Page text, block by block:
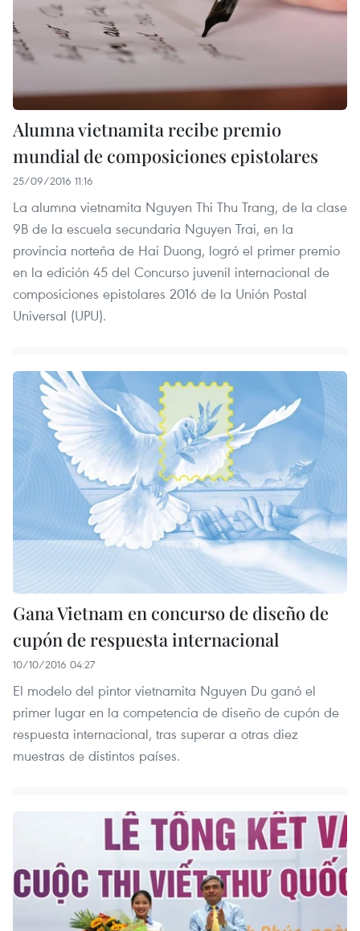
Alumna vietnamita recibe premio
mundial de composiciones epistolares
25/09/2016 11:16
La alumna vietnamita Nguyen Thi Thu Trang, de la clase
9B de la escuela secundaria Nguyen Trai, en la
provincia norteña de Hai Duong, logró el primer premio
en la edición 45 del Concurso juvenil internacional de
composiciones epistolares 2016 de la Unión Postal
Universal (UPU).
Gana Vietnam en concurso de diseño de
cupón de respuesta internacional
10/10/2016 04:27
El modelo del pintor vietnamita Nguyen Du ganó el
primer lugar en la competencia de diseño de cupón de
respuesta internacional, tras superar a otras diez
muestras de distintos países.